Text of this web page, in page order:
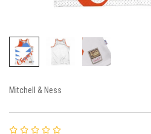
Mitchell & Ness